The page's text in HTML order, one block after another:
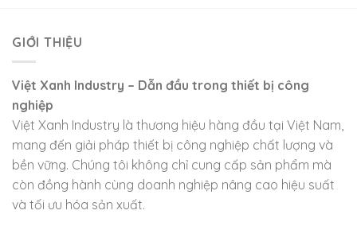
GIỚI THIỆU
Việt Xanh Industry – Dẫn đầu trong thiết bị công
nghiệp
Việt Xanh Industry là thương hiệu hàng đầu tại Việt Nam,
mang đến giải pháp thiết bị công nghiệp chất lượng và
bền vững. Chúng tôi không chỉ cung cấp sản phẩm mà
còn đồng hành cùng doanh nghiệp nâng cao hiệu suất
và tối ưu hóa sản xuất.